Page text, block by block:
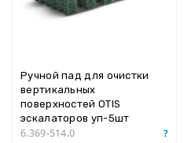
Ручной пад для очистки
вертикальных
поверхностей OTIS
эскалаторов уп-5шт
Karcher 6.369-514.0
6.369-514.0